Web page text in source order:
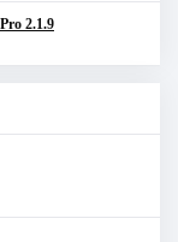
2.1.9